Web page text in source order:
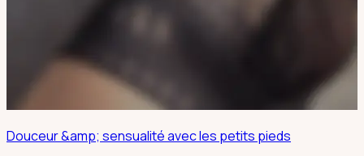
Douceur &amp; sensualité avec les petits pieds